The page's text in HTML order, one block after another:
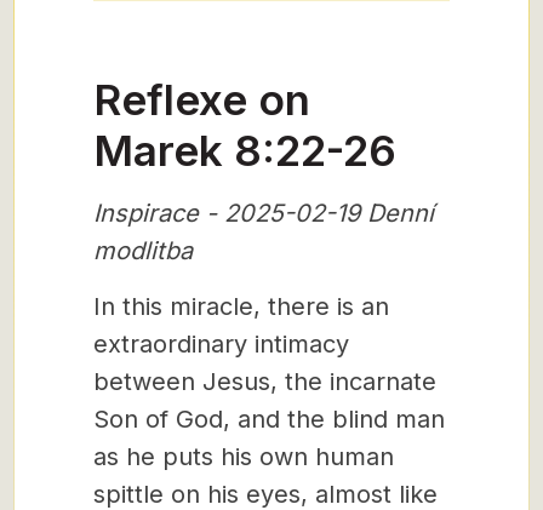
Reflexe on
Marek 8:22-26
Inspirace - 2025-02-19 Denní
modlitba
In this miracle, there is an
extraordinary intimacy
between Jesus, the incarnate
Son of God, and the blind man
as he puts his own human
spittle on his eyes, almost like